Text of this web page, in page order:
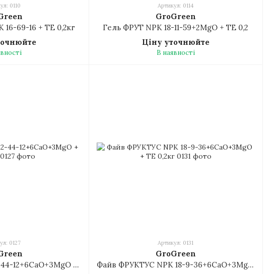
0110
69-16 + TE 0,2кг
Артикул: 0114
GroGreen
Гель ФРУТ NPK 18-11-59+2MgO + TE 0,2
Ціну уточнюйте
В наявності
0127
Файв ТЕРРА NPK 12-44-12+6CaO+3MgO + TE 0,2кг
Артикул: 0131
GroGreen
Файв ФРУКТУС NPK 18-9-36+6CaO+3MgO + TE 0,2кг